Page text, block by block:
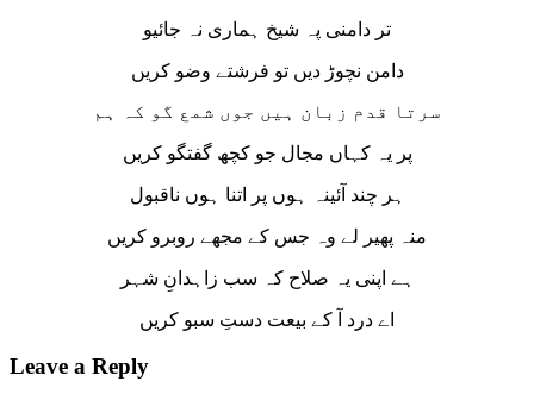
تر دامنی پہ شیخ ہماری نہ جائیو
دامن نچوڑ دیں تو فرشتے وضو کریں
سرتا قدم زبان ہیں جوں شمع گو کہ ہم
پر یہ کہاں مجال جو کچھ گفتگو کریں
ہر چند آئینہ ہوں پر اتنا ہوں ناقبول
منہ پھیر لے وہ جس کے مجھے روبرو کریں
ہے اپنی یہ صلاح کہ سب زاہدانِ شہر
اے درد آ کے بیعت دستِ سبو کریں
Leave a Reply